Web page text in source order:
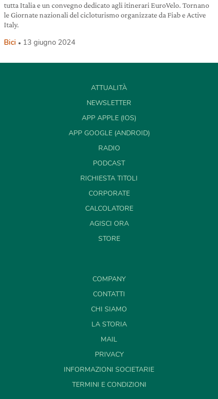
tutta Italia e un convegno dedicato agli itinerari EuroVelo. Tornano
le Giornate nazionali del cicloturismo organizzate da Fiab e Active
Italy.
Bici 13 giugno 2024
ATTUALITÀ
NEWSLETTER
APP APPLE (IOS)
APP GOOGLE (ANDROID)
RADIO
PODCAST
RICHIESTA TITOLI
CORPORATE
CALCOLATORE
AGISCI ORA
STORE
COMPANY
CONTATTI
CHI SIAMO
LA STORIA
MAIL
PRIVACY
INFORMAZIONI SOCIETARIE
TERMINI E CONDIZIONI